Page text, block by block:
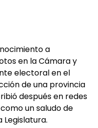
a
en la Cámara y
electoral en el
de una provincia
después en redes
un saludo de